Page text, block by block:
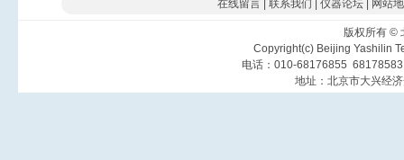
在线留言 联系我们 仪器论坛 网站
版权所有©
Copyright(c) Beijing Yashilin
电话：010-68176855
地址：北京市大兴经